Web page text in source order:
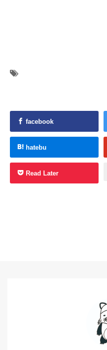
facebook
hatebu
Read Later